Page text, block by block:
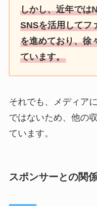
しかし、近年では
SNSを活用してフ
を進めており、徐
ています。
それでも、メディア
ではないため、他の
ています。
スポンサーとの関